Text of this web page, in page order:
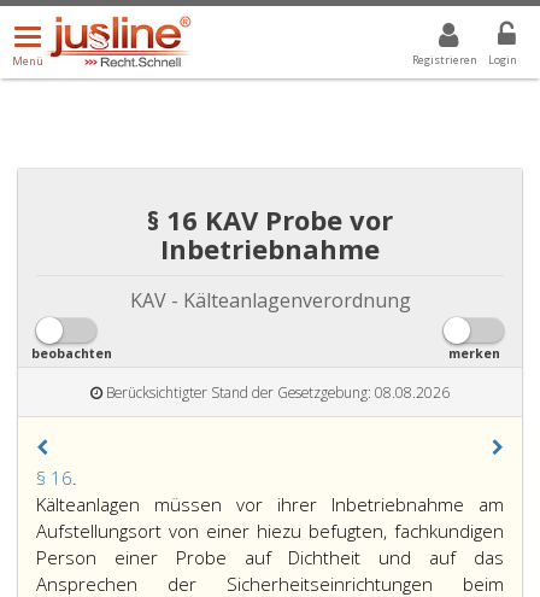
Registrieren Login
Menü
öffnen/schließen
Menü
ALLE DROPDOWN: GEWÄHLTER WERT IST ALLE
§ 16 KAV Probe vor
Inbetriebnahme
KAV - Kälteanlagenverordnung
beobachten merken
Berücksichtigter Stand der Gesetzgebung: 08.08.2026
§ 16.
16,
Kälteanlagen müssen vor ihrer Inbetriebnahme am
Aufstellungsort von einer hiezu befugten, fachkundigen
Person einer Probe auf Dichtheit und auf das
Ansprechen der Sicherheitseinrichtungen beim